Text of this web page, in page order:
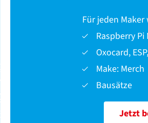
Für jeden Maker
Raspberry
Oxocard,
Make: Merch
Bausätze
Jetzt